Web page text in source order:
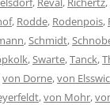
, Rodde, Rodenpois,
,Schmidt,
,Swarte,Tanck,
von Dorne,von
,von Mohr,